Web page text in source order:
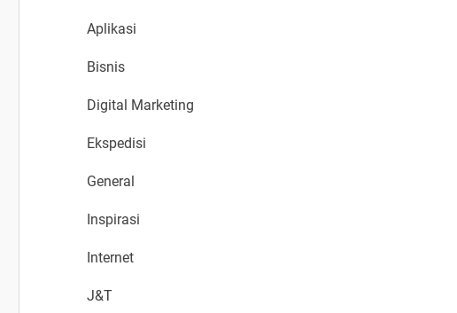
Aplikasi
Bisnis
Digital Marketing
Ekspedisi
General
Inspirasi
Internet
J&T